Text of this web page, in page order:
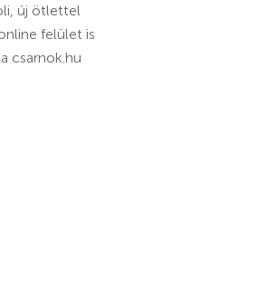
új ötlettel
felület is
csarnok.hu